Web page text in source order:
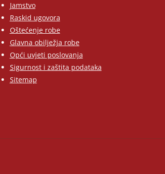
Jamstvo
Raskid ugovora
Oštećenje robe
Glavna obilježja robe
Opći uvjeti poslovanja
Sigurnost i zaštita podataka
Sitemap